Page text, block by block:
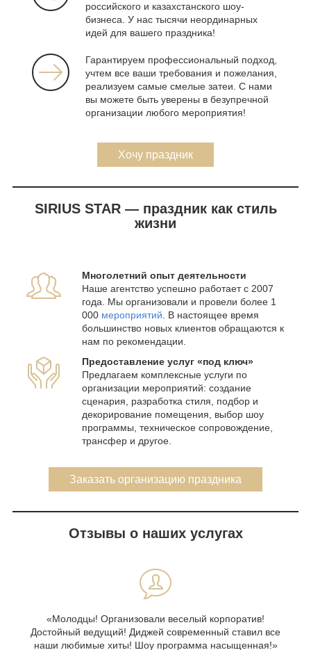
российского и казахстанского шоу-
бизнеса. У нас тысячи неординарных
идей для вашего праздника!
Гарантируем профессиональный подход,
учтем все ваши требования и пожелания,
реализуем самые смелые затеи. С нами
вы можете быть уверены в безупречной
организации любого мероприятия!
Хочу праздник
SIRIUS STAR — праздник как стиль
жизни
Многолетний опыт деятельности
Наше агентство успешно работает с 2007
года. Мы организовали и провели более 1
000 мероприятий. В настоящее время
большинство новых клиентов обращаются к
нам по рекомендации.
Предоставление услуг «под ключ»
Предлагаем комплексные услуги по
организации мероприятий: создание
сценария, разработка стиля, подбор и
декорирование помещения, выбор шоу
программы, техническое сопровождение,
трансфер и другое.
Заказать организацию праздника
Отзывы о наших услугах
«Молодцы! Организовали веселый корпоратив!
Достойный ведущий! Диджей современный ставил все
наши любимые хиты! Шоу программа насыщенная!»